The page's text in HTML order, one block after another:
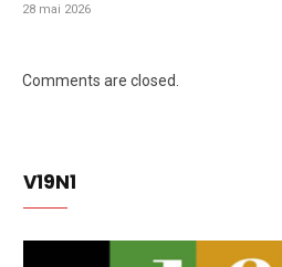
28 mai 2026
Comments are closed.
V19N1